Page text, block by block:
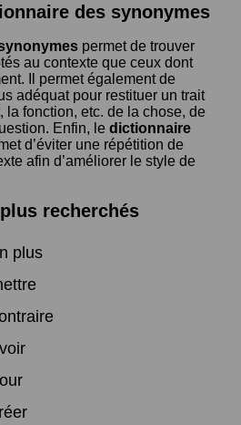
des synonymes
permet de trouver
au contexte que ceux dont
Il permet également de
adéquat pour restituer un trait
la fonction, etc. de la chose, de
Enfin, le dictionnaire
d’éviter une répétition de
afin d’améliorer le style de
recherchés
plus